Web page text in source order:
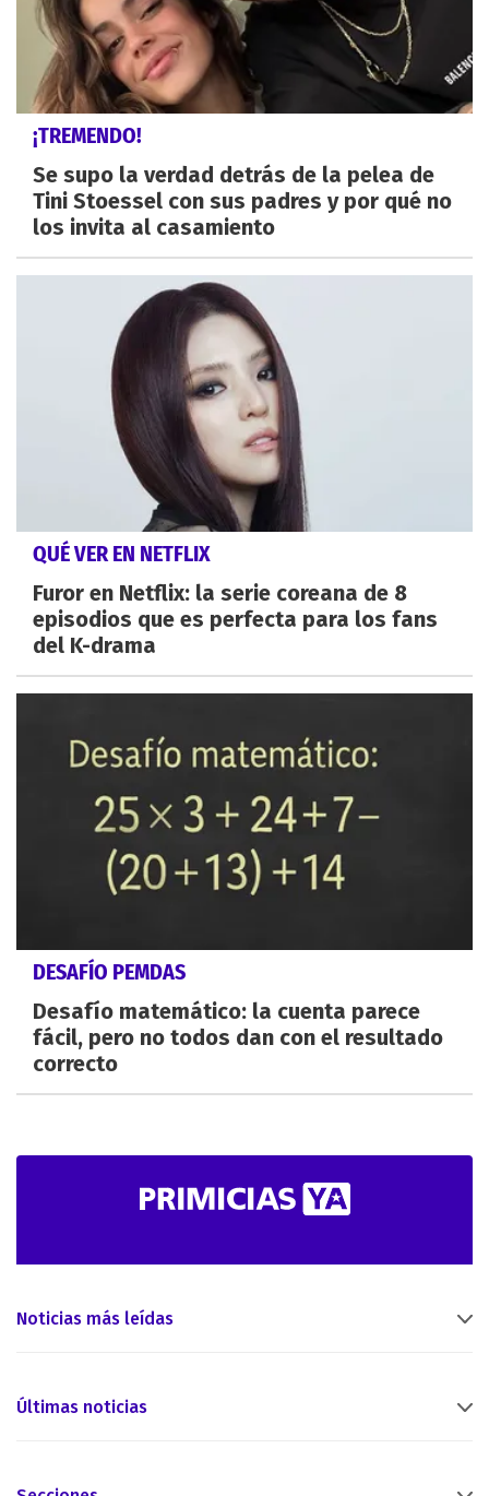
¡TREMENDO!
Se supo la verdad detrás de la pelea de
Tini Stoessel con sus padres y por qué no
los invita al casamiento
QUÉ VER EN NETFLIX
Furor en Netflix: la serie coreana de 8
episodios que es perfecta para los fans
del K-drama
DESAFÍO PEMDAS
Desafío matemático: la cuenta parece
fácil, pero no todos dan con el resultado
correcto
Noticias más leídas
Últimas noticias